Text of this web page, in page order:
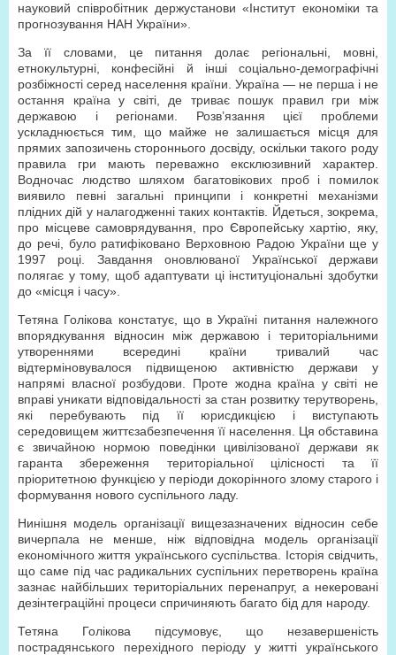
науковий співробітник держустанови «Інститут економіки та
прогнозування НАН України».
За її словами, це питання долає регіональні, мовні,
етнокультурні, конфесійні й інші соціально-демографічні
розбіжності серед населення країни. Україна — не перша і не
остання країна у світі, де триває пошук правил гри між
державою і регіонами. Розв’язання цієї проблеми
ускладнюється тим, що майже не залишається місця для
прямих запозичень стороннього досвіду, оскільки такого роду
правила гри мають переважно ексклюзивний характер.
Водночас людство шляхом багатовікових проб і помилок
виявило певні загальні принципи і конкретні механізми
плідних дій у налагодженні таких контактів. Йдеться, зокрема,
про місцеве самоврядування, про Європейську хартію, яку,
до речі, було ратифіковано Верховною Радою України ще у
1997 році. Завдання оновлюваної Української держави
полягає у тому, щоб адаптувати ці інституціональні здобутки
до «місця і часу».
Тетяна Голікова констатує, що в Україні питання належного
впорядкування відносин між державою і територіальними
утвореннями всередині країни тривалий час
відтерміновувалося підвищеною активністю держави у
напрямі власної розбудови. Проте жодна країна у світі не
вправі уникати відповідальності за стан розвитку терутворень,
які перебувають під її юрисдикцією і виступають
середовищем життєзабезпечення її населення. Ця обставина
є звичайною нормою поведінки цивілізованої держави як
гаранта збереження територіальної цілісності та її
пріоритетною функцією у періоди докорінного злому старого і
формування нового суспільного ладу.
Нинішня модель організації вищезазначених відносин себе
вичерпала не менше, ніж відповідна модель організації
економічного життя українського суспільства. Історія свідчить,
що саме під час радикальних суспільних перетворень країна
зазнає найбільших територіальних перенапруг, а некеровані
дезінтеграційні процеси спричиняють багато бід для народу.
Тетяна Голікова підсумовує, що незавершеність
пострадянського перехідного періоду у житті українського